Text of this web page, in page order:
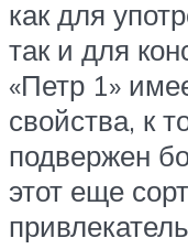
как для
так и для
«Петр 1»
свойства, к
подвержен
этот еще